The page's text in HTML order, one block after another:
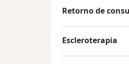
Retorno de
Escleroterapia